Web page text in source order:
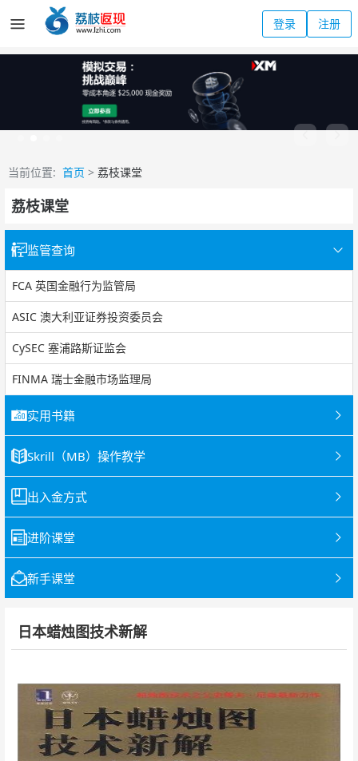
登录 注册
当前位置: 首页 > 荔枝课堂
荔枝课堂
监管查询
FCA 英国金融行为监管局
ASIC 澳大利亚证券投资委员会
CySEC 塞浦路斯证监会
FINMA 瑞士金融市场监理局
实用书籍
Skrill（MB）操作教学
出入金方式
进阶课堂
新手课堂
日本蜡烛图技术新解